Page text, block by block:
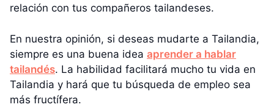
relación con tus compañeros tailandeses.
En nuestra opinión, si deseas mudarte a Tailandia,
siempre es una buena idea aprender a hablar
tailandés. La habilidad facilitará mucho tu vida en
Tailandia y hará que tu búsqueda de empleo sea
más fructífera.